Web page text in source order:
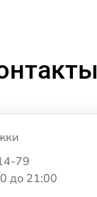
79
до 21:00